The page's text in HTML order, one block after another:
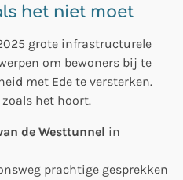
het niet moet
grote infrastructurele
om bewoners bij te
met Ede te versterken.
het hoort.
de Westtunnel in
prachtige gesprekken